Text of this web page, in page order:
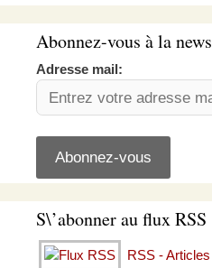
Abonnez-vous à la
Adresse mail:
S\’abonner au flux RSS
RSS - Articles